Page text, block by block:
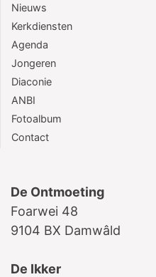
Nieuws
Kerkdiensten
Agenda
Jongeren
Diaconie
ANBI
Fotoalbum
Contact
De Ontmoeting
Foarwei 48
9104 BX Damwâld
De Ikker